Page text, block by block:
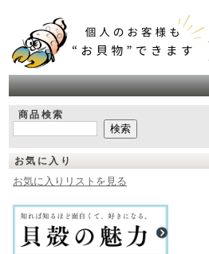
商品検索
お気に入り
お気に入りリストを見る